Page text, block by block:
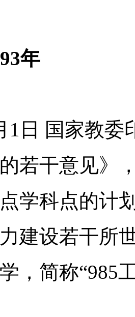
年
国家教委印
若干意见》
学科点的计
建设若干所
，简称“985